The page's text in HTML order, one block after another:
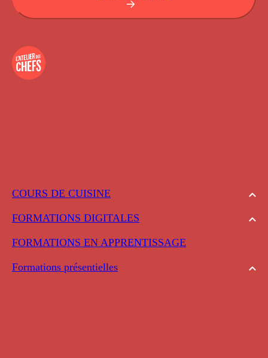
COURS DE CUISINE
FORMATIONS DIGITALES
FORMATIONS EN APPRENTISSAGE
Formations présentielles